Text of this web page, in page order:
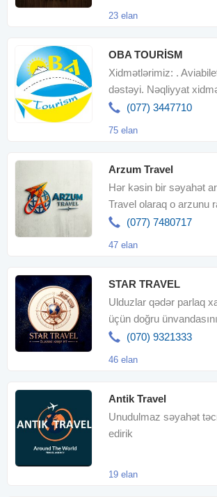
23 elan
OBA TOURİSM
Xidmətlərimiz: .
dəstəyi. Nəqliyyat
Ölkədaxil
(077) 3447710
75 elan
Arzum Travel
Hər kəsin bir səyahət
Travel olaraq o arzunu
və yaddaqalan bir
(077) 7480717
47 elan
STAR TRAVEL
Ulduzlar qədər parlaq
üçün doğru
hər səyahət keyfiyyə
(070) 9321333
46 elan
Antik Travel
Unudulmaz səyahət
edirik
19 elan